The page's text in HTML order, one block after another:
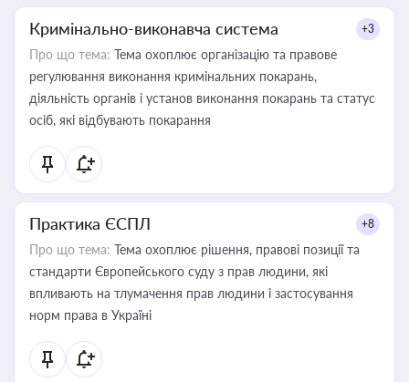
Кримінально-виконавча система +3
Про що тема: Тема охоплює організацію та правове
регулювання виконання кримінальних покарань,
діяльність органів і установ виконання покарань та статус
осіб, які відбувають покарання
Практика ЄСПЛ +8
Про що тема: Тема охоплює рішення, правові позиції та
стандарти Європейського суду з прав людини, які
впливають на тлумачення прав людини і застосування
норм права в Україні